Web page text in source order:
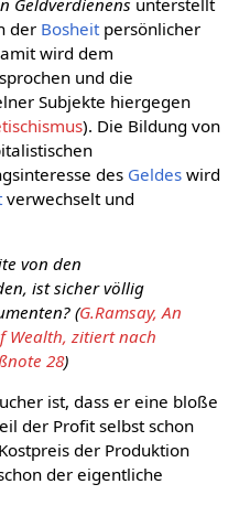
der Bosheitpersönlicher
wird dem
und die
Subjekte hiergegen
). Die Bildung von
des Geldeswird
verwechselt und
von den
ist sicher völlig
(G.Ramsay, An
Wealth, zitiert nach
28)
ist, dass er eine bloße
der Profit selbst schon
der Produktion
der eigentliche